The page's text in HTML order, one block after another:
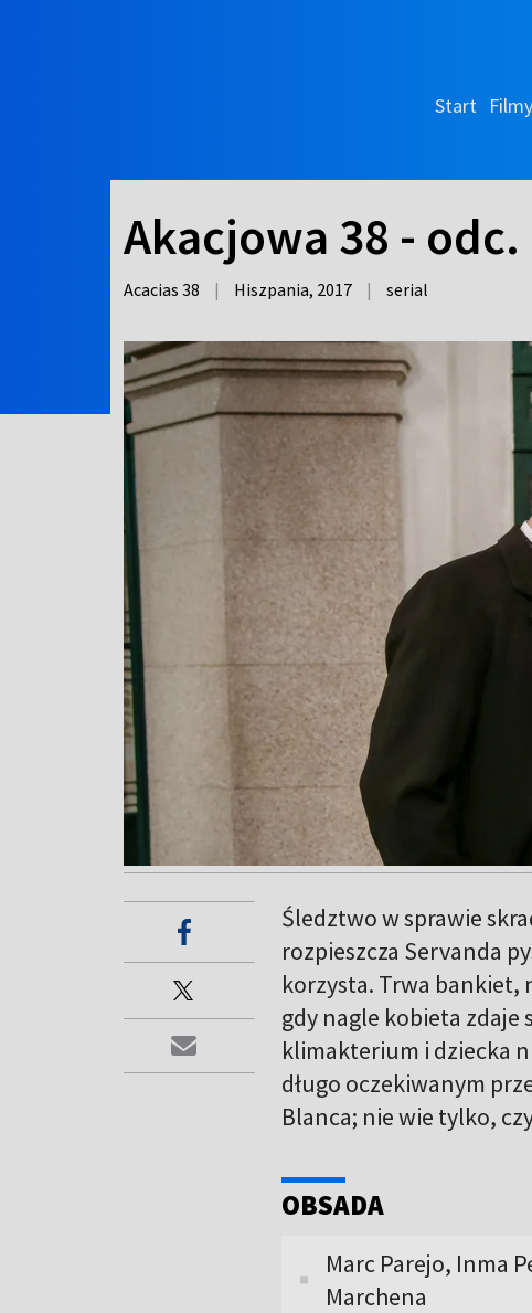
Start Filmy
Akacjowa 38 - odc.
Acacias 38 | Hiszpania, 2017 | serial
Śledztwo w sprawie
rozpieszcza Servanda
korzysta. Trwa bankiet,
gdy nagle kobieta zdaje
klimakterium i dziecka
długo oczekiwanym
Blanca; nie wie tylko,
OBSADA
Marc Parejo, Inma
Marchena